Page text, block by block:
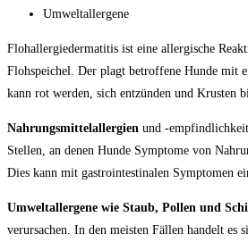
Umweltallergene
Flohallergiedermatitis ist eine allergische
Flohspeichel. Der plagt betroffene Hunde mit
kann rot werden, sich entzünden und Krusten
Nahrungsmittelallergien und -
Stellen, an denen Hunde Symptome von
Dies kann mit gastrointestinalen Symptomen
Umweltallergene wie Staub, Pollen und
verursachen. In den meisten Fällen handelt es